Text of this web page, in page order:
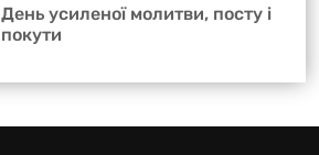
День усиленої молитви, посту і
покути